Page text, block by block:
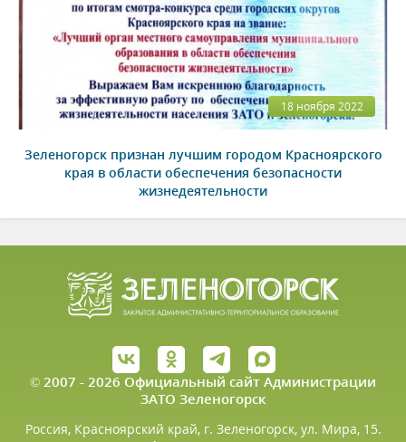
18 ноября 2022
Зеленогорск признан лучшим городом Красноярского
края в области обеспечения безопасности
жизнедеятельности
© 2007 - 2026 Официальный сайт Администрации
ЗАТО Зеленогорск
Россия, Красноярский край, г. Зеленогорск, ул. Мира, 15.